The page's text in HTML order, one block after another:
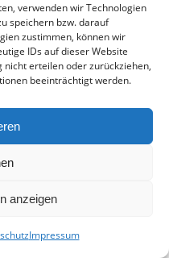
verwenden wir Technologien
speichern bzw. darauf
zustimmen, können wir
IDs auf dieser Website
erteilen oder zurückziehen,
beeinträchtigt werden.
anzeigen
Impressum
Bohrenan einer
Dann hilft es nicht,
oder die Kraft
passenden
im Klaren,
bohren. Mit dem